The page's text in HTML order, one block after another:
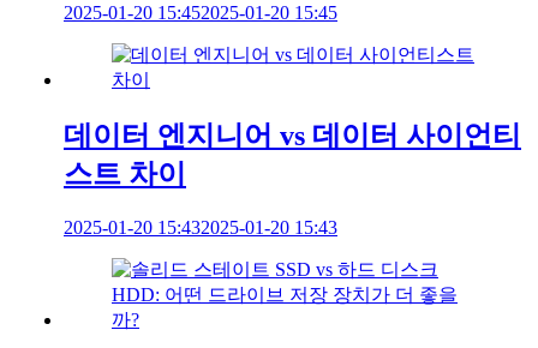
2025-01-20 15:452025-01-20 15:45
데이터 엔지니어 vs 데이터 사이언티
스트 차이
2025-01-20 15:432025-01-20 15:43